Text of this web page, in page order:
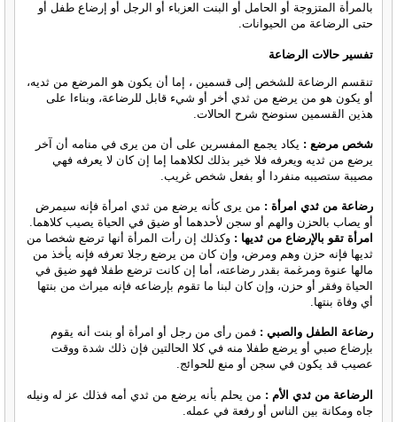
بالمرأة المتزوجة أو الحامل أو البنت العزباء أو الرجل أو إرضاع طفل أو
حتى الرضاعة من الحيوانات.
تفسير حالات الرضاعة
تنقسم الرضاعة للشخص إلى قسمين ، إما أن يكون هو المرضع من ثديه،
أو يكون هو من يرضع من ثدي أخر أو شيء قابل للرضاعة، وبناءا على
هذين القسمين سنوضح شرح الحالات.
شخص مرضع : يكاد يجمع المفسرين على أن من يرى في منامه أن آخر
يرضع من ثديه ويعرفه فلا خير بذلك لكلاهما إما إن كان لا يعرفه فهي
مصيبة ستصيبه منفردا أو بفعل شخص غريب.
رضاعة من ثدي امرأة : من يرى كأنه يرضع من ثدي امرأة فإنه سيمرض
أو يصاب بالحزن والهم أو سجن لأحدهما أو ضيق في الحياة يصيب كلاهما.
امرأة تقو بالإرضاع من ثديها : وكذلك إن رأت المرأة أنها ترضع شخصا من
ثديها فإنه حزن وهم ومرض، وإن كان من يرضع رجلا تعرفه فإنه يأخذ من
مالها عنوة ومرغمة بقدر رضاعته، أما إن كانت ترضع طفلا فهو ضيق في
الحياة وفقر أو حزن، وإن كان لبنا ما تقوم بإرضاعه فإنه ميراث من بنتها
أي وفاة بنتها.
رضاعة الطفل والصبي : فمن رأى من رجل أو امرأة أو بنت أنه يقوم
بإرضاع صبي أو يرضع طفلا منه في كلا الحالتين فإن ذلك شدة ووقت
عصيب قد يكون في سجن أو منع للحوائج.
الرضاعة من ثدي الأم : من يحلم بأنه يرضع من ثدي أمه فذلك عز له ونيله
جاه ومكانة بين الناس أو رفعة في عمله.